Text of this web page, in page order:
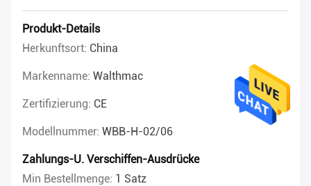
Produkt-Details
Herkunftsort: China
Markenname: Walthmac
Zertifizierung: CE
Modellnummer: WBB-H-02/06
Zahlungs-U. Verschiffen-Ausdrücke
Min Bestellmenge: 1 Satz